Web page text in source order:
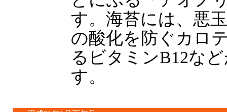
す。海苔には、悪
の酸化を防ぐカロ
るビタミンB12な
す。